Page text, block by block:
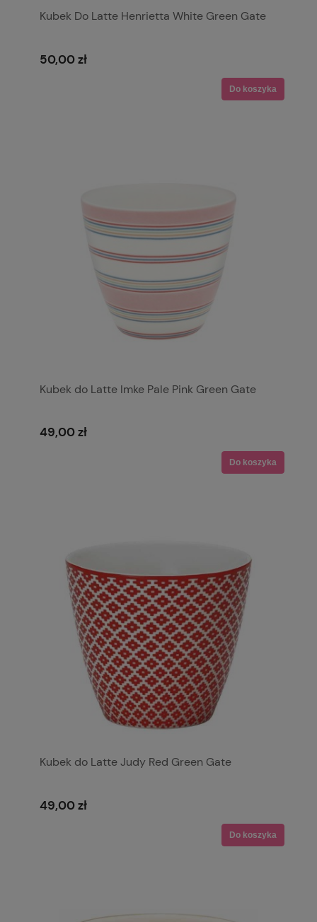
Kubek Do Latte Henrietta White Green Gate
50,00 zł
Do koszyka
Kubek do Latte Imke Pale Pink Green Gate
49,00 zł
Do koszyka
Kubek do Latte Judy Red Green Gate
49,00 zł
Do koszyka